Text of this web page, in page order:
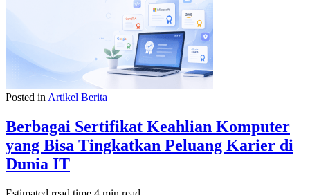
Posted in Artikel Berita
Berbagai Sertifikat Keahlian Komputer
yang Bisa Tingkatkan Peluang Karier di
Dunia IT